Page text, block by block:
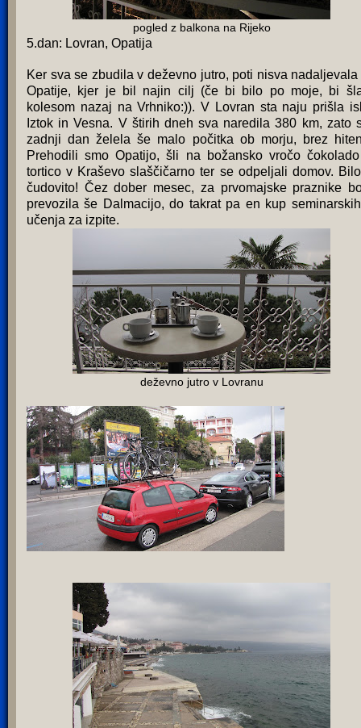
pogled z balkona na Rijeko
5.dan: Lovran, Opatija
Ker sva se zbudila v deževno jutro, poti nisva nadaljevala
Opatije, kjer je bil najin cilj (če bi bilo po moje, bi
kolesom nazaj na Vrhniko:)). V Lovran sta naju prišla
Iztok in Vesna. V štirih dneh sva naredila 380 km, zato
zadnji dan želela še malo počitka ob morju, brez
Prehodili smo Opatijo, šli na božansko vročo
tortico v Kraševo slaščičarno ter se odpeljali domov.
čudovito! Čez dober mesec, za prvomajske praznike
prevozila še Dalmacijo, do takrat pa en kup
učenja za izpite.
deževno jutro v Lovranu